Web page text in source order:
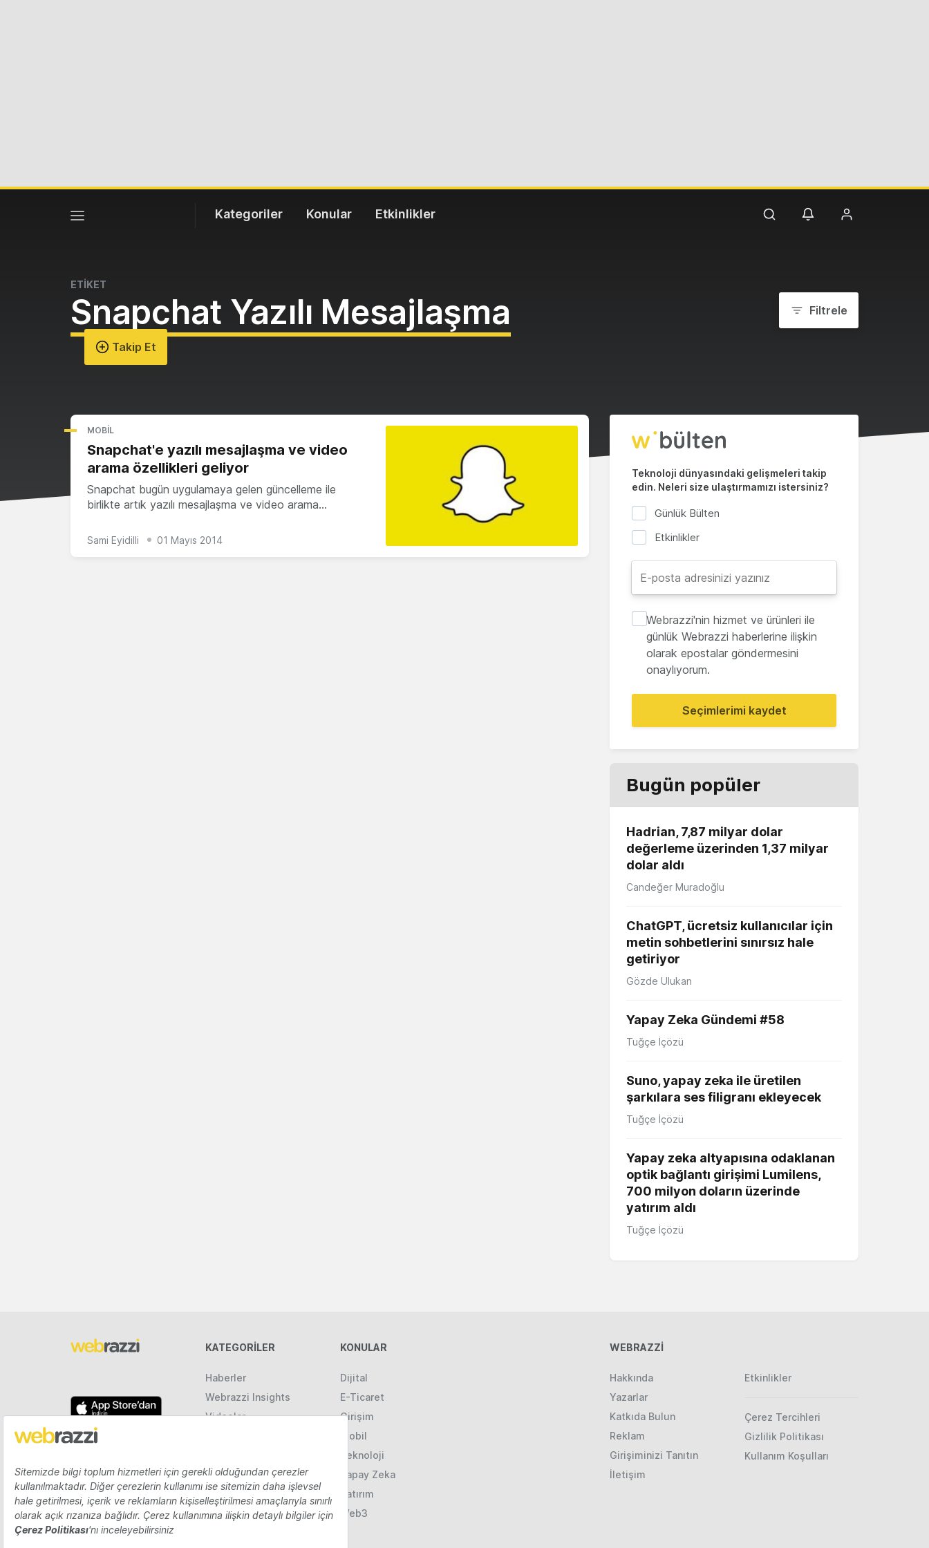
Kategoriler Konular Etkinlikler
ETİKET
Snapchat Yazılı Mesajlaşma
Takip Et
Filtrele
MOBIL
Snapchat'e yazılı mesajlaşma ve video
arama özellikleri geliyor
Snapchat bugün uygulamaya gelen güncelleme ile
birlikte artık yazılı mesajlaşma ve video arama…
Sami Eyidilli 01 Mayıs 2014
Teknoloji dünyasındaki gelişmeleri takip
edin. Neleri size ulaştırmamızı istersiniz?
Günlük Bülten
Etkinlikler
Webrazzi'nin hizmet ve ürünleri ile
günlük Webrazzi haberlerine ilişkin
olarak epostalar göndermesini
onaylıyorum.
Seçimlerimi kaydet
Bugün popüler
Hadrian, 7,87 milyar dolar
değerleme üzerinden 1,37 milyar
dolar aldı
Candeğer Muradoğlu
ChatGPT, ücretsiz kullanıcılar için
metin sohbetlerini sınırsız hale
getiriyor
Gözde Ulukan
Yapay Zeka Gündemi #58
Tuğçe İçözü
Suno, yapay zeka ile üretilen
şarkılara ses filigranı ekleyecek
Tuğçe İçözü
Yapay zeka altyapısına odaklanan
optik bağlantı girişimi Lumilens,
700 milyon doların üzerinde
yatırım aldı
Tuğçe İçözü
KATEGORILER
Haberler
Webrazzi Insights
Videolar
KONULAR
Dijital
E-Ticaret
Girişim
Mobil
Teknoloji
Yapay Zeka
Yatırım
Web3
WEBRAZZİ
Hakkında
Yazarlar
Katkıda Bulun
Reklam
Girişiminizi Tanıtın
İletişim
Etkinlikler
Çerez Tercihleri
Gizlilik Politikası
Kullanım Koşulları